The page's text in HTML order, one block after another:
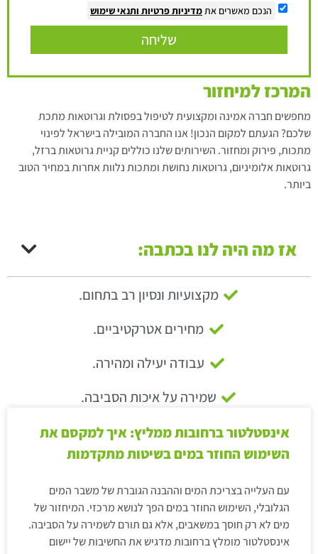
הנכם מאשרים אתמדיניות פרטיות ותנאי שימוש
שליחה
המרכז למיחזור
מחפשים חברה אמינה ומקצועית לטיפול בפסולת וגרוטאות מתכת
שלכם? הגעתם למקום הנכון! אנו החברה המובילה בישראל לפינוי
מתכות, פירוק ומחזור. השירותים שלנו כוללים קניית גרוטאות ברזל,
גרוטאות אלומיניום, גרוטאות נחושת ומתכות נלוות אחרות במחיר הטוב
ביותר.
אז מה היה לנו בכתבה:
מקצועיות ונסיון רב בתחום.
מחירים אטרקטיביים.
עבודה יעילה ומהירה.
שמירה על איכות הסביבה.
אינסטלטור ברחובות ממליץ: איך למקסם את
השימוש החוזר במים בשיטות מתקדמות
עם העלייה בצריכת המים וההבנה הגוברת של משבר המים
הגלובלי, השימוש החוזר במים הפך לנושא מרכזי. המיחזור של
מים לא רק חוסך במשאבים, אלא גם תורם לשמירה על הסביבה.
אינסטלטור מומלץ ברחובות מדגיש את החשיבות של יישום